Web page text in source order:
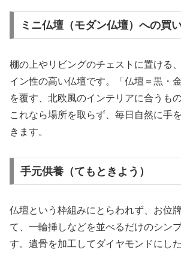
ミニ仏壇（モダン仏壇）への買
棚の上やリビングのチェストに置ける
イン性の高い仏壇です。「仏壇＝黒・
を覆す、北欧風のインテリアに合うも
これなら場所を取らず、毎日自然に手
きます。
手元供養（てもときよう）
仏壇という枠組みにとらわれず、お位
て、一輪挿しなどを並べるだけのシン
す。遺骨を加工してダイヤモンドにし